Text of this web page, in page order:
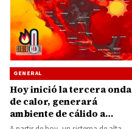
GENERAL
Hoy inició la tercera onda
de calor, generará
ambiente de cálido a
caluroso en gran parte de